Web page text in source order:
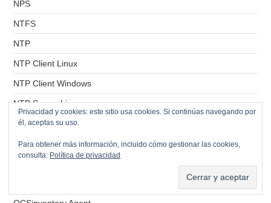
NPS
NTFS
NTP
NTP Client Linux
NTP Client Windows
NTP Server Linux
NTP Server Windows
Nutanix
Privacidad y cookies: este sitio usa cookies. Si continúas navegando por
él, aceptas su uso.
Para obtener más información, incluido cómo gestionar las cookies,
consulta: Política de privacidad